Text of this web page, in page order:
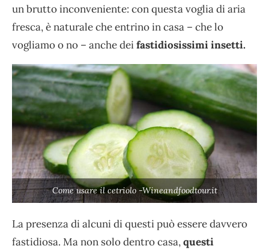
un brutto inconveniente: con questa voglia di aria
fresca, è naturale che entrino in casa – che lo
vogliamo o no – anche deifastidiosissimi insetti.
Come usare il cetriolo -Wineandfoodtour.it
La presenza di alcuni di questi può essere davvero
fastidiosa. Ma non solo dentro casa,questi